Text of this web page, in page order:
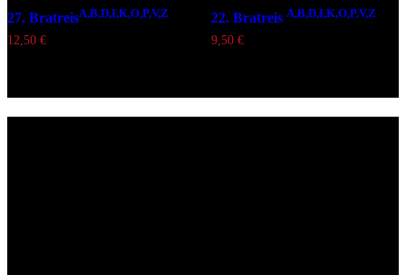
27. BratreisA,B,D,I,K,O,P,V,Z
12,50 €
22. Bratreis A,B,D,I,K,O,P,V,Z
9,50 €